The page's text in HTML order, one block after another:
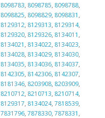
8098783, 8098785, 8098788,
8098825, 8098829, 8098831 ,
8129312, 8129313, 8129314,
8129320, 8129326, 8134011 ,
8134021 , 8134022, 8134023,
8134028, 8134029, 8134030,
8134035, 8134036, 8134037,
8142305, 8142306, 8142307,
8181346, 8203908, 8203909,
8210712, 8210713, 8210714,
8129317, 8134024, 7818539,
7831796, 7878330, 7878331 ,